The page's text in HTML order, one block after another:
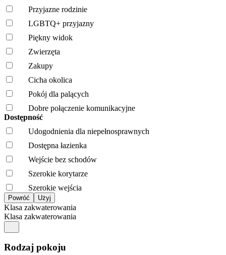
Przyjazne rodzinie
LGBTQ+ przyjazny
Piękny widok
Zwierzęta
Zakupy
Cicha okolica
Pokój dla palących
Dobre połączenie komunikacyjne
Dostępność
Udogodnienia dla niepełnosprawnych
Dostępna łazienka
Wejście bez schodów
Szerokie korytarze
Szerokie wejścia
Klasa zakwaterowania
Klasa zakwaterowania
Rodzaj pokoju